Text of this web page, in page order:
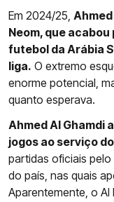
Em 2024/25,
Neom, que
futebol da Arábia
liga. O extremo
enorme potencial,
quanto esperava.
Ahmed Al Ghamdi
jogos ao serviço
partidas oficiais pelo
do país, nas quais
Aparentemente, o